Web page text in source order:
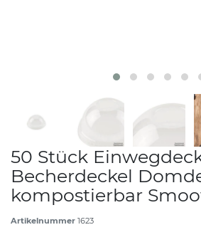
50 Stück
Becherdeckel
kompostierbar
Artikelnummer 1623